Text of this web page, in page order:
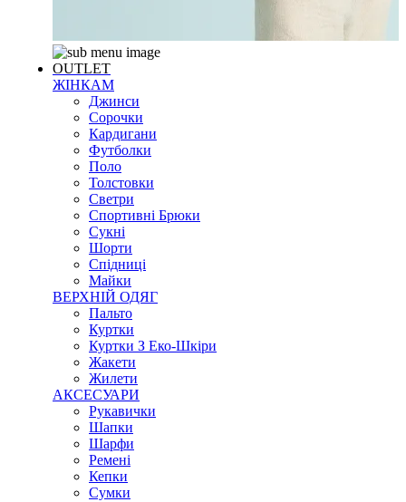
OUTLET
ЖІНКАМ
Джинси
Сорочки
Кардигани
Футболки
Поло
Толстовки
Светри
Спортивні Брюки
Сукні
Шорти
Спідниці
Майки
ВЕРХНІЙ ОДЯГ
Пальто
Куртки
Куртки З Еко-Шкіри
Жакети
Жилети
АКСЕСУАРИ
Рукавички
Шапки
Шарфи
Ремені
Кепки
Сумки